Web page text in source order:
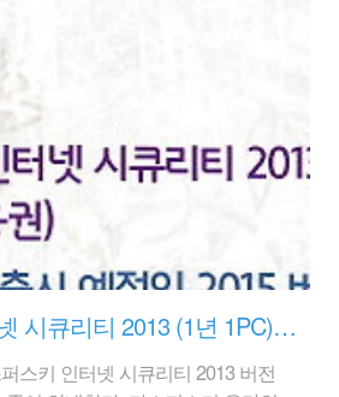
료로 사용할 수 있다. 3개월이라
카스퍼스키는 국가별로 프로모션
급해 주기 때문에 좋다~ㅋㅋ 보통
버전이 자주 프로모션으로 나
제품이다. 두 버전의 차이는
인터넷 시큐리티 버전이 온라..
카스퍼스키 인터넷 시큐리티 2013 (1년 1PC) 8800원 / 9월 11일까지
스키 인터넷 시큐리티 2013 버전